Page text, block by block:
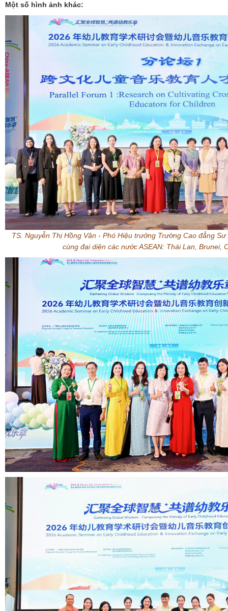
Một số hình ảnh khác:
TS. Nguyễn Thị Hồng Vân -Phó Hiệu trưởng Trường Cao đẳng Sư
cùng đại diện các nước ASEAN: Thái Lan, Brunei,